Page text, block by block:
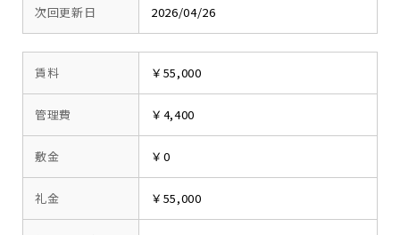
次回更新日 2026/04/26
賃料 ￥55,000
管理費 ￥4,400
敷金 ￥0
礼金 ￥55,000